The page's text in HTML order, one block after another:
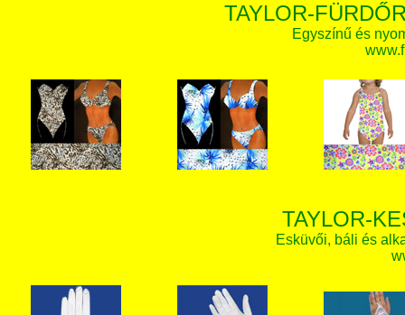
TAYLOR-
Egyszínű és
TAYLOR-
Esküvői, báli és